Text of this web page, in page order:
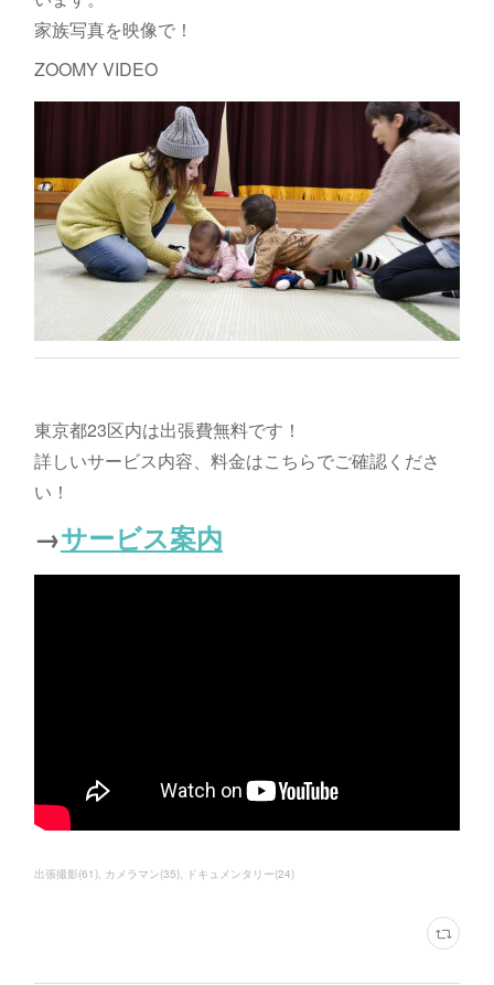
家族写真を映像で！
ZOOMY VIDEO
東京都23区内は出張費無料です！
詳しいサービス内容、料金はこちらでご確認くださ
い！
→サービス案内
出張撮影(61) カメラマン(35) ドキュメンタリー(24)